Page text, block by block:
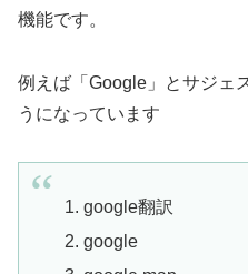
機能です。
例えば「Google」とサジェ
うになっています
google翻訳
google